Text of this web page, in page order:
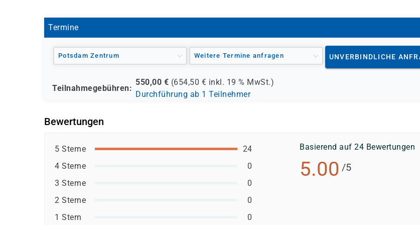
Termine
Potsdam Zentrum Weitere Termine anfragen UNVERBINDLICHE
Teilnahmegebühren:
550,00 € (654,50 € inkl. 19 % MwSt.)
Durchführung ab 1 Teilnehmer
Bewertungen
5 Sterne
24
4 Sterne
0
3 Sterne
0
2 Sterne
0
1 Stern
0
Basierend auf 24 Bewertungen
5.00 /5